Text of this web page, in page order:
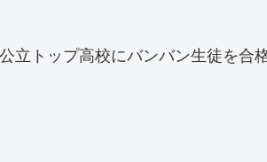
立トップ高校にバンバン生徒を合